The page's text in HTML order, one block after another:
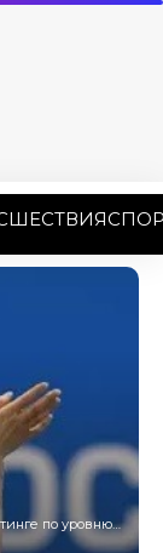
Кубань оказалась на 46-месте